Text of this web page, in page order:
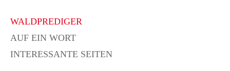
WALDPREDIGER
AUF EIN WORT
INTERESSANTE SEITEN